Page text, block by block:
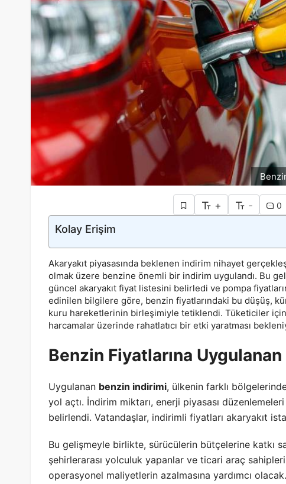
+ - 0
Kolay Erişim
Akaryakıt piyasasında beklenen indirim nihayet
olmak üzere benzine önemli bir indirim uygulandı. Bu
güncel akaryakıt fiyat listesini belirledi ve pompa
edinilen bilgilere göre, benzin fiyatlarındaki bu düşüş,
kuru hareketlerinin birleşimiyle tetiklendi. Tüketiciler
harcamalar üzerinde rahatlatıcı bir etki yaratması
Benzin Fiyatlarına
Uygulanan benzin indirimi, ülkenin farklı
yol açtı. İndirim miktarı, enerji piyasası
belirlendi. Vatandaşlar, indirimli fiyatları akaryakıt
Bu gelişmeyle birlikte, sürücülerin bütçelerine katkı
şehirlerarası yolculuk yapanlar ve ticari araç
operasyonel maliyetlerin azalmasına yardımcı olacak.